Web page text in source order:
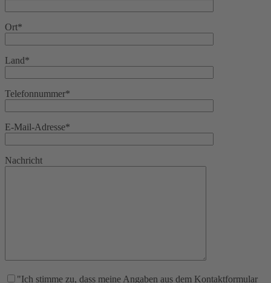
Ort*
Land*
Telefonnummer*
E-Mail-Adresse*
Nachricht
"Ich stimme zu, dass meine Angaben aus dem Kontaktformular